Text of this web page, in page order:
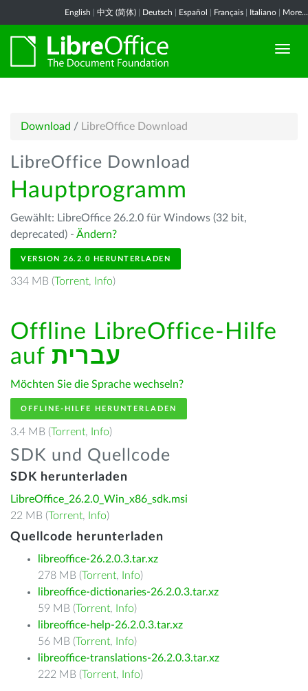
English 中文 (简体) Deutsch Español Français Italiano More...
Download / LibreOffice Download
LibreOffice Download
Hauptprogramm
Gewählt: LibreOffice 26.2.0 für Windows (32 bit,
deprecated) - Ändern?
VERSION 26.2.0 HERUNTERLADEN
334 MB (Torrent, Info)
Offline LibreOffice-Hilfe
auf עברית
Möchten Sie die Sprache wechseln?
OFFLINE-HILFE HERUNTERLADEN
3.4 MB (Torrent, Info)
SDK und Quellcode
SDK herunterladen
LibreOffice_26.2.0_Win_x86_sdk.msi
22 MB (Torrent, Info)
Quellcode herunterladen
libreoffice-26.2.0.3.tar.xz
278 MB (Torrent, Info)
libreoffice-dictionaries-26.2.0.3.tar.xz
59 MB (Torrent, Info)
libreoffice-help-26.2.0.3.tar.xz
56 MB (Torrent, Info)
libreoffice-translations-26.2.0.3.tar.xz
222 MB (Torrent, Info)